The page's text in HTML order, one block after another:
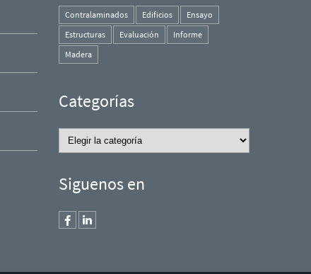
Contralaminados Edificios
Ensayo
Estructuras
Evaluación
Informe
Madera
Categorías
Categorías
Siguenos en